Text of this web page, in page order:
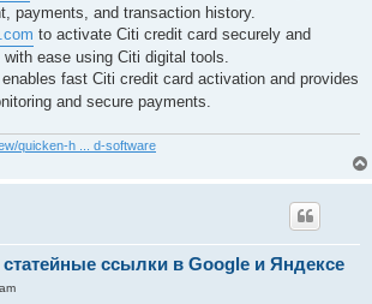
payments, and transaction history.
to activate Citi credit card securely and
ease using Citi digital tools.
enables fast Citi credit card activation and provides
and secure payments.
quicken-h ... d-software
статейные ссылки в Google и Яндексе